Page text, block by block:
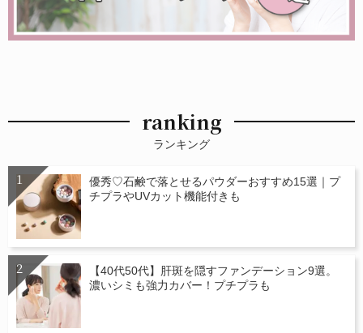
ranking
ランキング
優秀♡石鹸で落とせるパウダーおすすめ15選｜プ
チプラやUVカット機能付きも
【40代50代】肝斑を隠すファンデーション9選。
濃いシミも強力カバー！プチプラも